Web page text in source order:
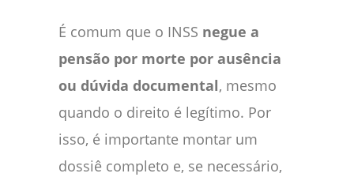
É comum que o INSS negue a
pensão por morte por ausência
ou dúvida documental, mesmo
quando o direito é legítimo. Por
isso, é importante montar um
dossiê completo e, se necessário,